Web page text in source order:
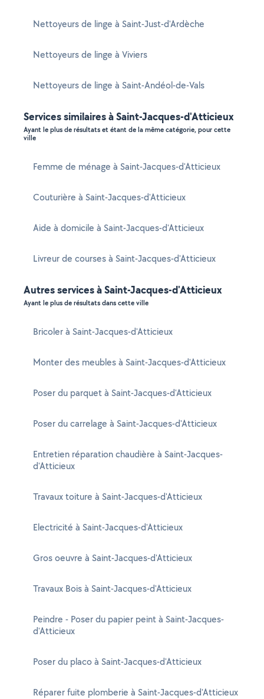
Nettoyeurs de linge à Saint-Just-d'Ardèche
Nettoyeurs de linge à Viviers
Nettoyeurs de linge à Saint-Andéol-de-Vals
Services similaires à Saint-Jacques-d'Atticieux
Ayant le plus de résultats et étant de la même catégorie, pour cette
ville
Femme de ménage à Saint-Jacques-d'Atticieux
Couturière à Saint-Jacques-d'Atticieux
Aide à domicile à Saint-Jacques-d'Atticieux
Livreur de courses à Saint-Jacques-d'Atticieux
Autres services à Saint-Jacques-d'Atticieux
Ayant le plus de résultats dans cette ville
Bricoler à Saint-Jacques-d'Atticieux
Monter des meubles à Saint-Jacques-d'Atticieux
Poser du parquet à Saint-Jacques-d'Atticieux
Poser du carrelage à Saint-Jacques-d'Atticieux
Entretien réparation chaudière à Saint-Jacques-
d'Atticieux
Travaux toiture à Saint-Jacques-d'Atticieux
Electricité à Saint-Jacques-d'Atticieux
Gros oeuvre à Saint-Jacques-d'Atticieux
Travaux Bois à Saint-Jacques-d'Atticieux
Peindre - Poser du papier peint à Saint-Jacques-
d'Atticieux
Poser du placo à Saint-Jacques-d'Atticieux
Réparer fuite plomberie à Saint-Jacques-d'Atticieux